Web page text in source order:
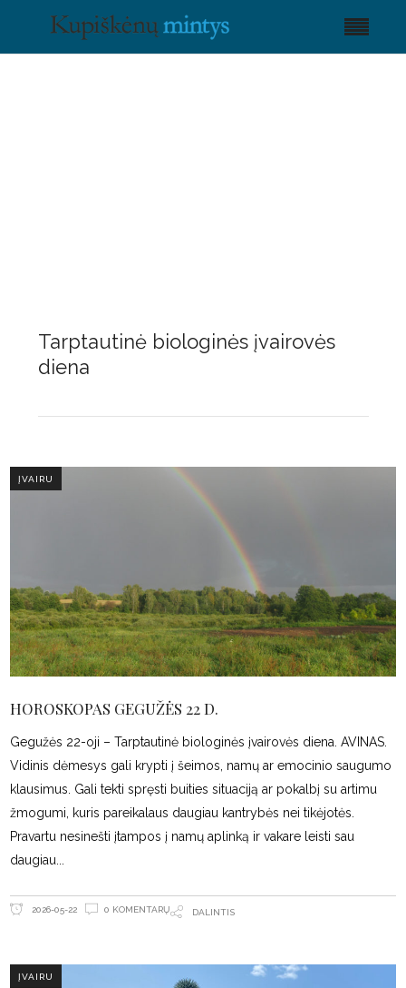
Tarptautinė biologinės įvairovės
diena
ĮVAIRU
HOROSKOPAS GEGUŽĖS 22 D.
Gegužės 22-oji – Tarptautinė biologinės įvairovės diena. AVINAS.
Vidinis dėmesys gali krypti į šeimos, namų ar emocinio saugumo
klausimus. Gali tekti spręsti buities situaciją ar pokalbį su artimu
žmogumi, kuris pareikalaus daugiau kantrybės nei tikėjotės.
Pravartu nesinešti įtampos į namų aplinką ir vakare leisti sau
daugiau
2026-05-22 0 KOMENTARŲ DALINTIS
ĮVAIRU